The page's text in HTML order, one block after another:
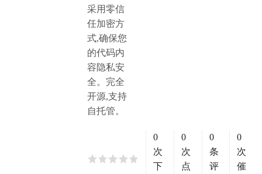
采用零信
任加密方
式,确保您
的代码内
容隐私安
全。完全
开源,支持
自托管。
0
次
下
0
次
点
0
条
评
0
次
催